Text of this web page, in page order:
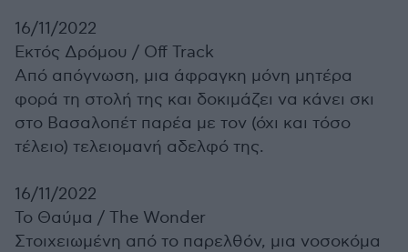
16/11/2022
Εκτός Δρόμου / Off Track
Από απόγνωση, μια άφραγκη μόνη μητέρα
φορά τη στολή της και δοκιμάζει να κάνει σκι
στο Βασαλοπέτ παρέα με τον (όχι και τόσο
τέλειο) τελειομανή αδελφό της.
16/11/2022
Το Θαύμα / The Wonder
Στοιχειωμένη από το παρελθόν, μια νοσοκόμα